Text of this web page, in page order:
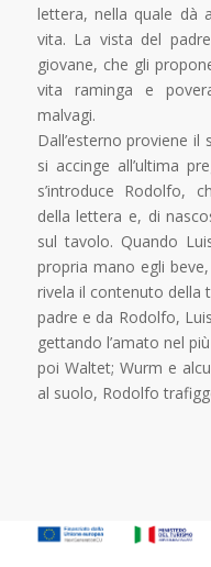
lettera, nella quale dà
vita. La vista del
giovane, che gli
vita raminga e
malvagi.
Dall’esterno proviene il
si accinge all’ultima
s’introduce Rodolfo,
della lettera e, di
sul tavolo. Quando
propria mano egli
rivela il contenuto della
padre e da Rodolfo,
gettando l’amato nel
poi Waltet; Wurm e
al suolo, Rodolfo